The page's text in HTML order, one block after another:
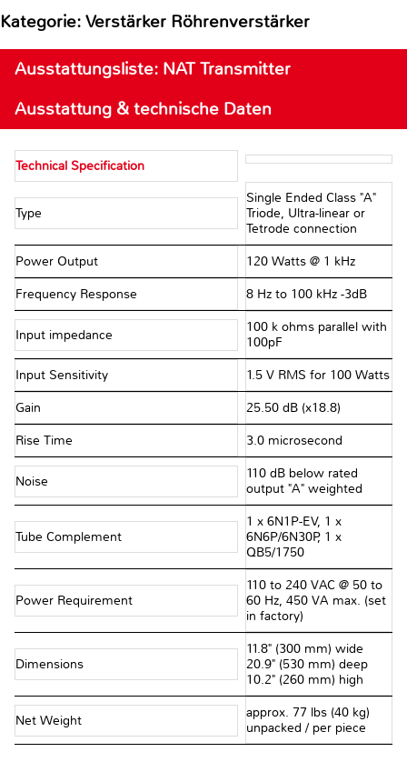
Kategorie: Verstärker Röhrenverstärker
Ausstattungsliste: NAT Transmitter
Ausstattung & technische Daten
Technical Specification
Type
Single Ended Class "A"
Triode, Ultra-linear or
Tetrode connection
Power Output 120 Watts @ 1 kHz
Frequency Response 8 Hz to 100 kHz -3dB
Input impedance
100 k ohms parallel with
100pF
Input Sensitivity 1.5 V RMS for 100 Watts
Gain 25.50 dB (x18.8)
Rise Time 3.0 microsecond
Noise
110 dB below rated
output "A" weighted
Tube Complement
1 x 6N1P-EV, 1 x
6N6P/6N30P, 1 x
QB5/1750
Power Requirement
110 to 240 VAC @ 50 to
60 Hz, 450 VA max. (set
in factory)
Dimensions
11.8" (300 mm) wide
20.9" (530 mm) deep
10.2" (260 mm) high
Net Weight
approx. 77 lbs (40 kg)
unpacked / per piece